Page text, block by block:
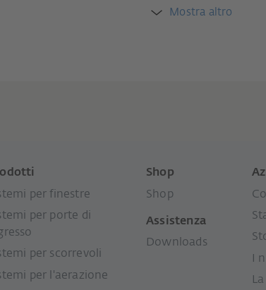
Mostra altro
per finestre
per porte di
per scorrevoli
per l'aerazione
Shop
Shop
Assistenza
Downloads
I